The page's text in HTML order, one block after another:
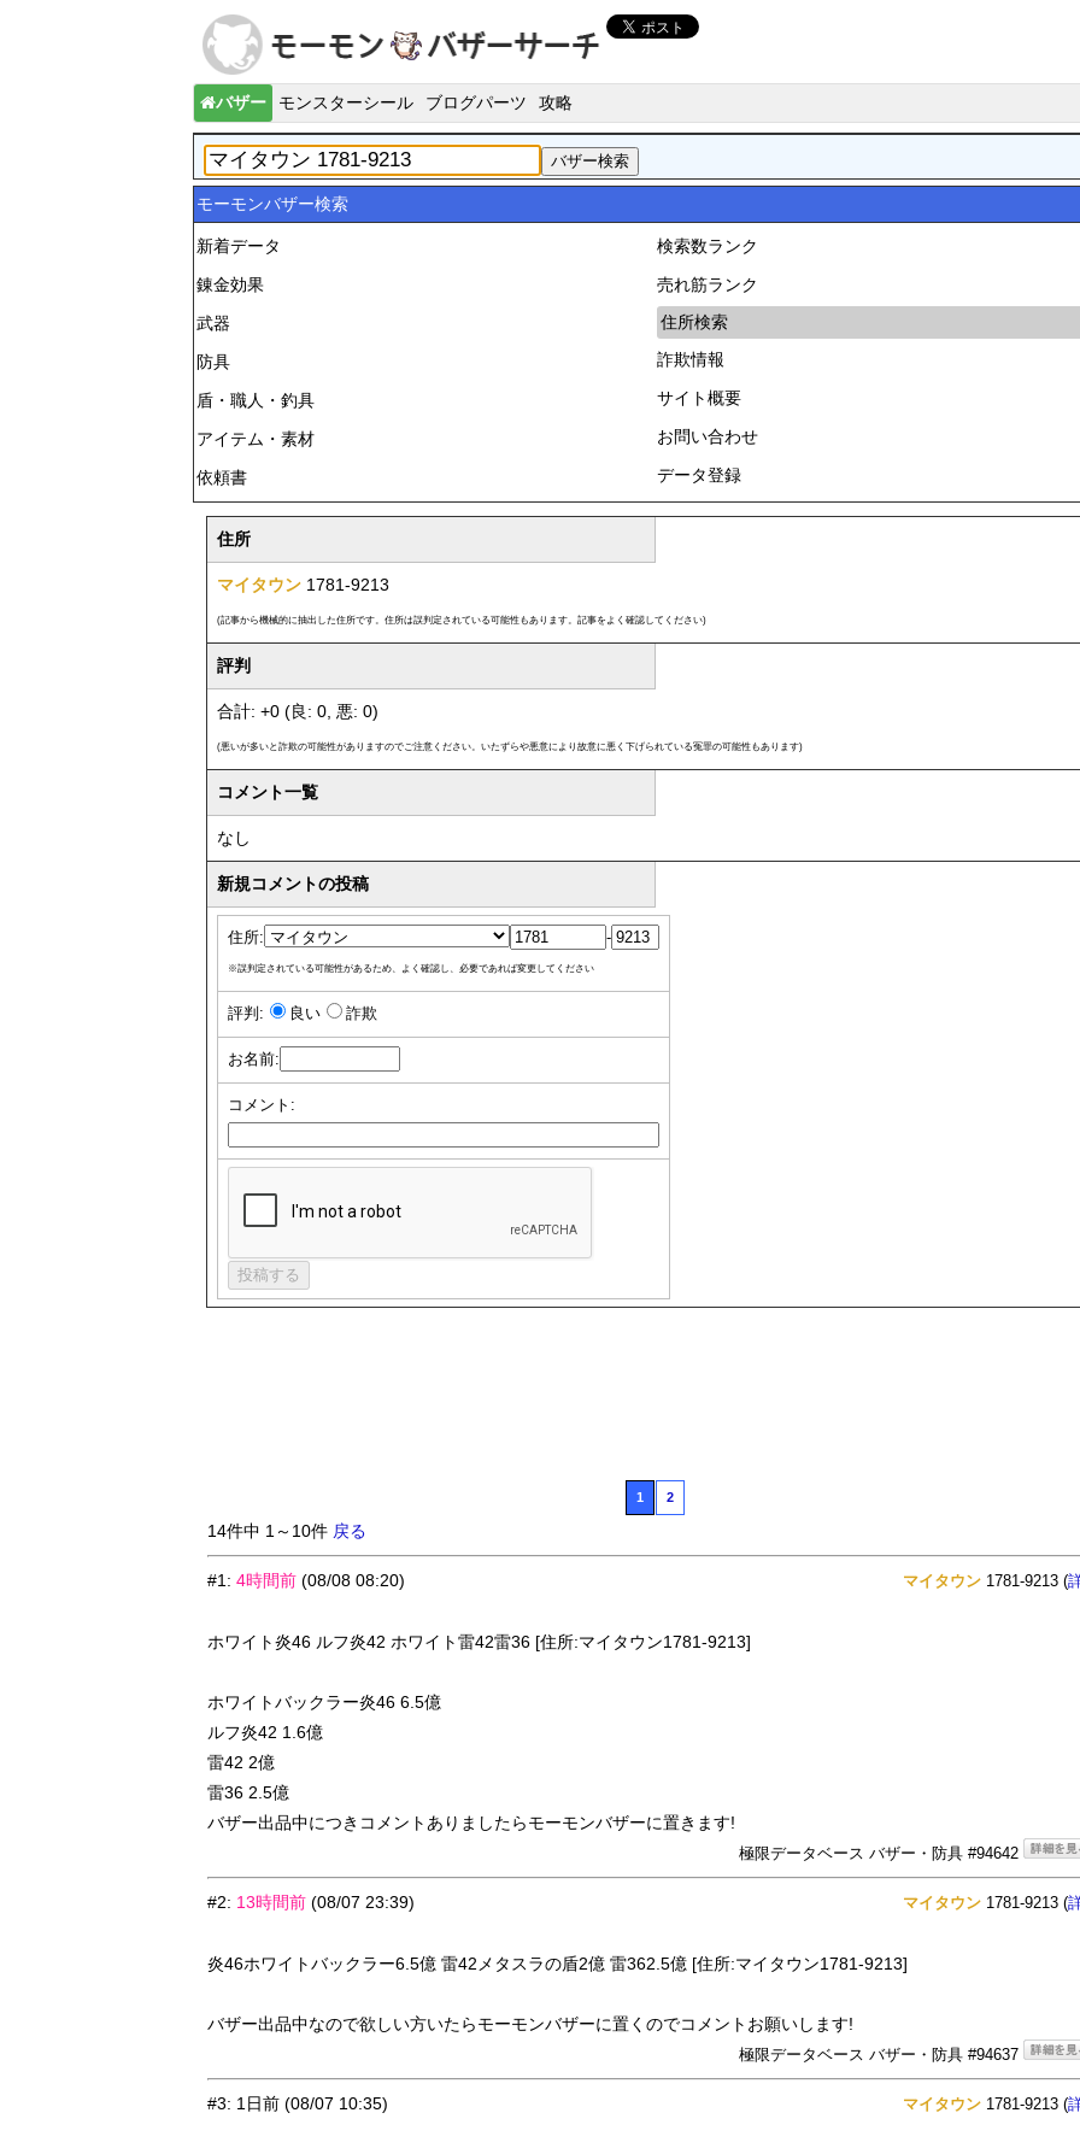
バザー モンスターシール ブログパーツ 攻略
モーモンバザー検索
新着データ
錬金効果
武器
防具
盾・職人・釣具
アイテム・素材
依頼書
検索数ランク
売れ筋ランク
住所検索
詐欺情報
サイト概要
お問い合わせ
データ登録
住所
マイタウン 1781-9213
(記事から機械的に抽出した住所です。住所は誤判定されている可能性もあります。記事をよく確認してください)
評判
合計: +0 (良: 0, 悪: 0)
(悪いが多いと詐欺の可能性がありますのでご注意ください。いたずらや悪意により故意に悪く下げられている冤罪の可能性もあります)
コメント一覧
なし
新規コメントの投稿
住所: -
※誤判定されている可能性があるため、よく確認し、必要であれば変更してください
評判: 良い 詐欺
お名前:
コメント:
1 2
14件中 1～10件 戻る
#1: 4時間前 (08/08 08:20) マイタウン 1781-9213 (
ホワイト炎46 ルフ炎42 ホワイト雷42雷36 [住所:マイタウン1781-9213]
ホワイトバックラー炎46 6.5億
ルフ炎42 1.6億
雷42 2億
雷36 2.5億
バザー出品中につきコメントありましたらモーモンバザーに置きます!
極限データベース バザー・防具 #94642
#2: 13時間前 (08/07 23:39) マイタウン 1781-9213 (
炎46ホワイトバックラー6.5億 雷42メタスラの盾2億 雷362.5億 [住所:マイタウン1781-9213]
バザー出品中なので欲しい方いたらモーモンバザーに置くのでコメントお願いします!
極限データベース バザー・防具 #94637
#3: 1日前 (08/07 10:35) マイタウン 1781-9213 (